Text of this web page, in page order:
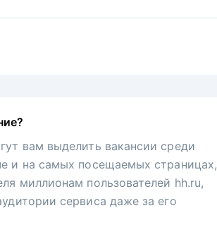
вам выделить вакансии среди
и на самых посещаемых страницах,
миллионам пользователей hh.ru,
сервиса даже за его